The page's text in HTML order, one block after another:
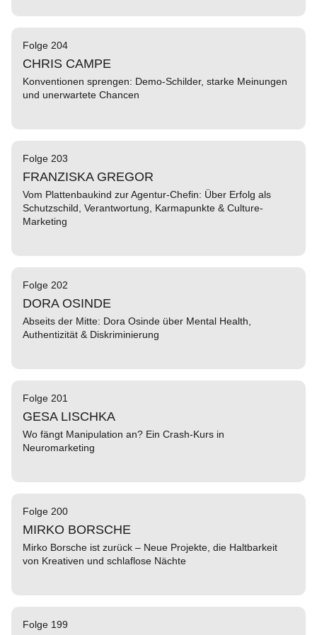
Folge 204
CHRIS CAMPE
Konventionen sprengen: Demo-Schilder, starke Meinungen
und unerwartete Chancen
Folge 203
FRANZISKA GREGOR
Vom Plattenbaukind zur Agentur-Chefin: Über Erfolg als
Schutzschild, Verantwortung, Karmapunkte & Culture-
Marketing
Folge 202
DORA OSINDE
Abseits der Mitte: Dora Osinde über Mental Health,
Authentizität & Diskriminierung
Folge 201
GESA LISCHKA
Wo fängt Manipulation an? Ein Crash-Kurs in
Neuromarketing
Folge 200
MIRKO BORSCHE
Mirko Borsche ist zurück – Neue Projekte, die Haltbarkeit
von Kreativen und schlaflose Nächte
Folge 199